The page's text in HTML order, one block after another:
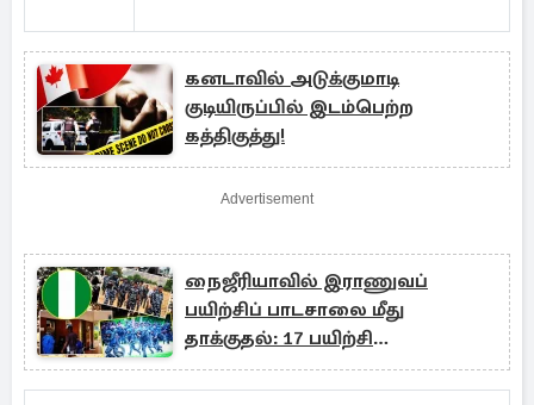
கனடாவில் அடுக்குமாடி
குடியிருப்பில் இடம்பெற்ற
கத்திகுத்து!
Advertisement
நைஜீரியாவில் இராணுவப்
பயிற்சிப் பாடசாலை மீது
தாக்குதல்: 17 பயிற்சி
காவல்துறையினர் பலி